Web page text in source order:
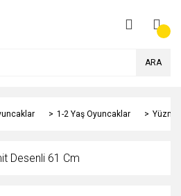
ARA
1-2 Yaş Oyuncaklar
Desenli 61 Cm